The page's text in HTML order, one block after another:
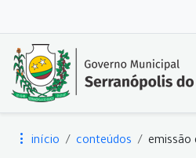
início conteúdos emissão